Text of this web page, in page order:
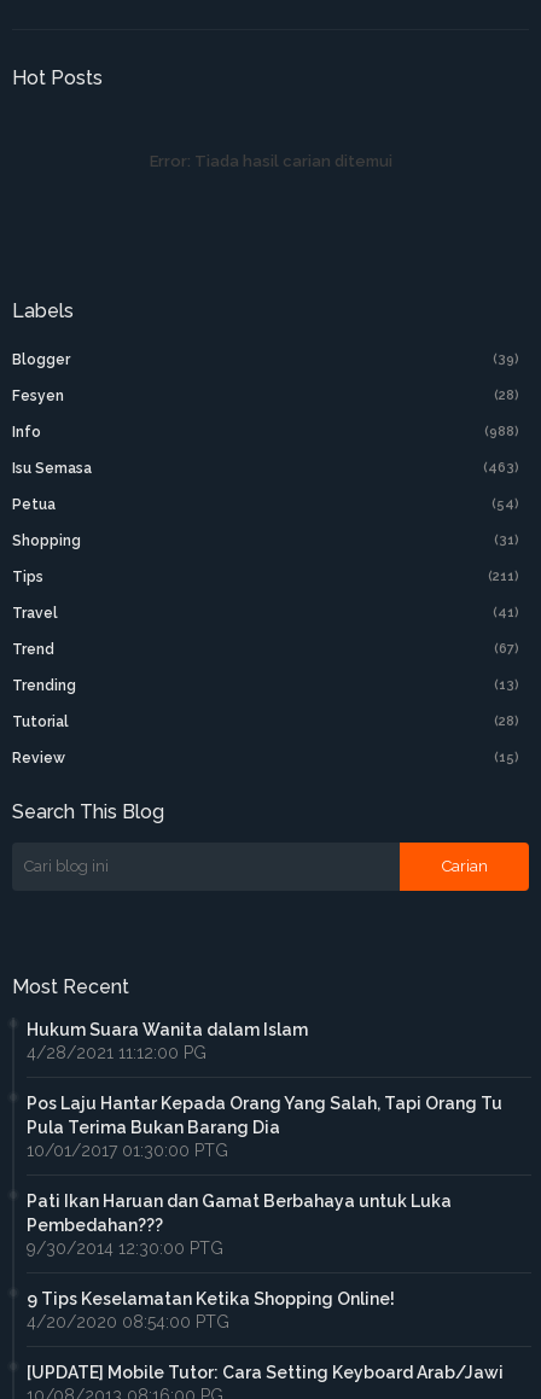
Hot Posts
Error: Tiada hasil carian ditemui
Labels
Blogger (39)
Fesyen (28)
Info (988)
Isu Semasa (463)
Petua (54)
Shopping (31)
Tips (211)
Travel (41)
Trend (67)
Trending (13)
Tutorial (28)
Review (15)
Search This Blog
Most Recent
Hukum Suara Wanita dalam Islam
4/28/2021 11:12:00 PG
Pos Laju Hantar Kepada Orang Yang Salah, Tapi Orang Tu
Pula Terima Bukan Barang Dia
10/01/2017 01:30:00 PTG
Pati Ikan Haruan dan Gamat Berbahaya untuk Luka
Pembedahan???
9/30/2014 12:30:00 PTG
9 Tips Keselamatan Ketika Shopping Online!
4/20/2020 08:54:00 PTG
[UPDATE] Mobile Tutor: Cara Setting Keyboard Arab/Jawi